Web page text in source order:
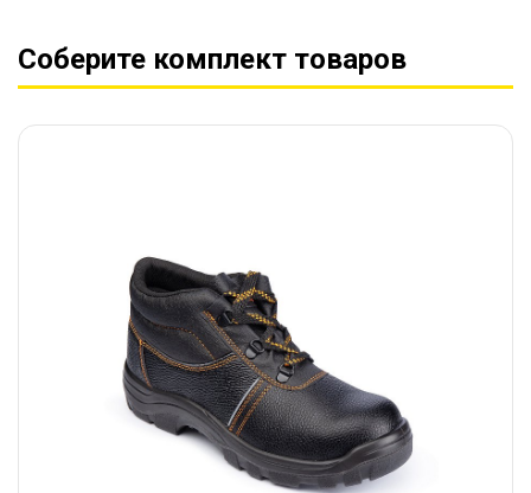
Соберите комплект товаров